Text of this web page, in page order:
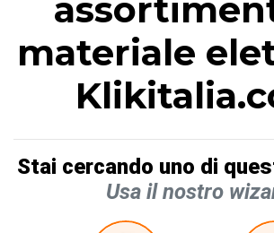
materiale
Stai cercando uno di
Usa il nostro